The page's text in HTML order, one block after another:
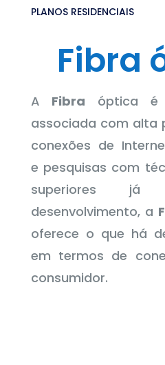
PLANOS RESIDENCIAIS
Fibra
A Fibra óptica é
associada com alta
conexões de
e pesquisas com
superiores já
desenvolvimento, a
oferece o que há
em termos de
consumidor.